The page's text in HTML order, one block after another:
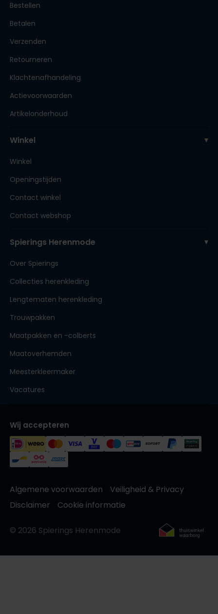
Bestellen
Betalen
Verzenden
Retourneren
Klachtenafhandeling
Actievoorwaarden
Artikelonderhoud
Winkel
Winkel
Openingstijden
Contact winkel
Contact webshop
Spierings Herenmode
Over Spierings
Collecties herenkleding
Lengtematen herenkleding
Trouwpakken
Maatpakken en -colberts
Maatoverhemden
Meesterkleermaker
Vacatures
Wij accepteren
Algemene voorwaarden
Veiligheid & Privacy
Disclaimer
Cookie informatie
© 2026 Spierings Herenmode